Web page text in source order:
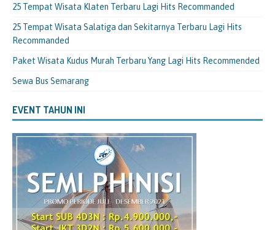
25 Tempat Wisata Klaten Terbaru Lagi Hits Recommanded
25 Tempat Wisata Salatiga dan Sekitarnya Terbaru Lagi Hits
Recommanded
Paket Wisata Kudus Murah Terbaru Yang Lagi Hits Recommended
Sewa Bus Semarang
EVENT TAHUN INI